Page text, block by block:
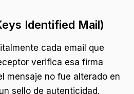
Identified Mail)
cada email que
verifica esa firma
mensaje no fue alterado en
sello de autenticidad.